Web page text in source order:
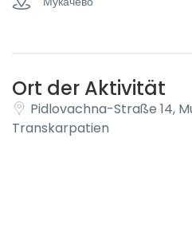
Ort der Aktivität
Pidlovachna-Straße 14,
Transkarpatien